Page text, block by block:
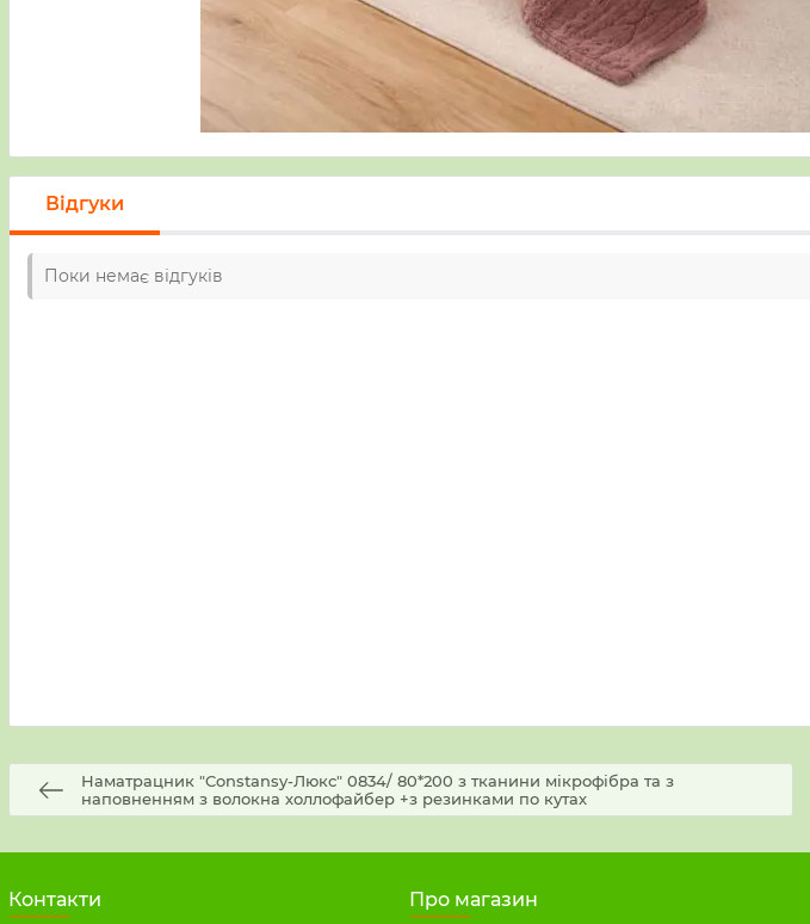
Відгуки
Поки немає відгуків
Наматрацник "Constansy-Люкс" 0834/ 80*200 з тканини мікрофібра та з
наповненням з волокна холлофайбер +з резинками по кутах
Контакти Про магазин